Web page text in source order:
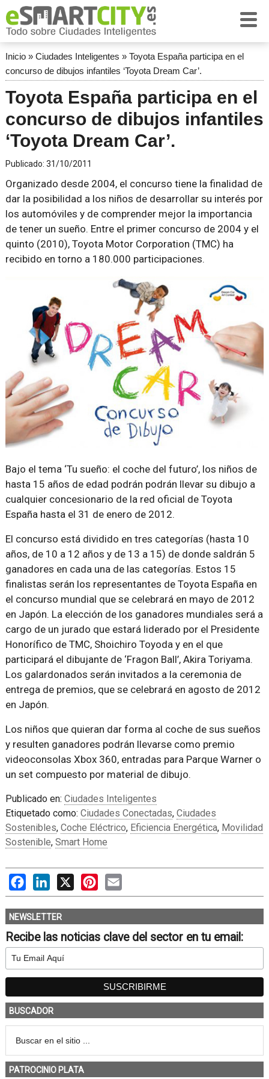
Inicio» Ciudades Inteligentes » Toyota España participa en el
concurso de dibujos infantiles ‘Toyota Dream Car’.
Toyota España participa en el
concurso de dibujos infantiles
‘Toyota Dream Car’.
Publicado: 31/10/2011
Organizado desde 2004, el concurso tiene la finalidad de
dar la posibilidad a los niños de desarrollar su interés por
los automóviles y de comprender mejor la importancia
de tener un sueño. Entre el primer concurso de 2004 y el
quinto (2010), Toyota Motor Corporation (TMC) ha
recibido en torno a 180.000 participaciones.
Bajo el tema ‘Tu sueño: el coche del futuro’, los niños de
hasta 15 años de edad podrán podrán llevar su dibujo a
cualquier concesionario de la red oficial de Toyota
España hasta el 31 de enero de 2012.
El concurso está dividido en tres categorías (hasta 10
años, de 10 a 12 años y de 13 a 15) de donde saldrán 5
ganadores en cada una de las categorías. Estos 15
finalistas serán los representantes de Toyota España en
el concurso mundial que se celebrará en mayo de 2012
en Japón. La elección de los ganadores mundiales será a
cargo de un jurado que estará liderado por el Presidente
Honorífico de TMC, Shoichiro Toyoda y en el que
participará el dibujante de ‘Fragon Ball’, Akira Toriyama.
Los galardonados serán invitados a la ceremonia de
entrega de premios, que se celebrará en agosto de 2012
en Japón.
Los niños que quieran dar forma al coche de sus sueños
y resulten ganadores podrán llevarse como premio
videoconsolas Xbox 360, entradas para Parque Warner o
un set compuesto por material de dibujo.
Publicado en: Ciudades Inteligentes
Etiquetado como: Ciudades Conectadas, Ciudades
Sostenibles, Coche Eléctrico, Eficiencia Energética, Movilidad
Sostenible, Smart Home
FacebookLinkedIn
X PinterestEmail
NEWSLETTER
Recibe las noticias clave del sector en tu email:
BUSCADOR
PATROCINIO PLATA